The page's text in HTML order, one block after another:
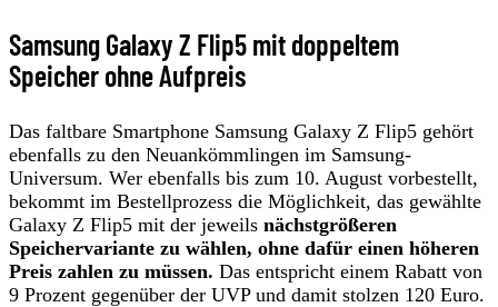
Samsung Galaxy Z Flip5 mit doppeltem
Speicher ohne Aufpreis
Das faltbare Smartphone Samsung Galaxy Z Flip5 gehört
ebenfalls zu den Neuankömmlingen im Samsung-
Universum. Wer ebenfalls bis zum 10. August vorbestellt,
bekommt im Bestellprozess die Möglichkeit, das gewählte
Galaxy Z Flip5 mit der jeweils nächstgrößeren
Speichervariante zu wählen, ohne dafür einen höheren
Preis zahlen zu müssen. Das entspricht einem Rabatt von
9 Prozent gegenüber der UVP und damit stolzen 120 Euro.